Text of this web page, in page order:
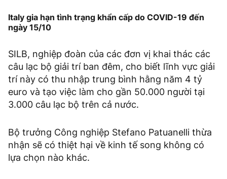
Italy gia hạn tình trạng khẩn cấp do COVID-19 đến
ngày 15/10
SILB, nghiệp đoàn của các đơn vị khai thác các
câu lạc bộ giải trí ban đêm, cho biết lĩnh vực giải
trí này có thu nhập trung bình hằng năm 4 tỷ
euro và tạo việc làm cho gần 50.000 người tại
3.000 câu lạc bộ trên cả nước.
Bộ trưởng Công nghiệp Stefano Patuanelli thừa
nhận sẽ có thiệt hại về kinh tế song không có
lựa chọn nào khác.